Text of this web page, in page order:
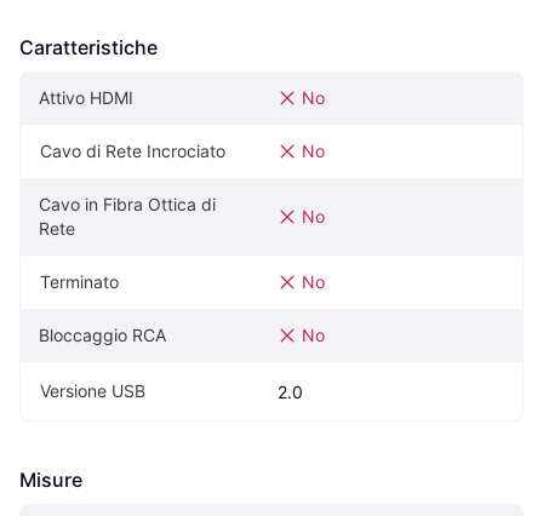
Caratteristiche
Attivo HDMI No
Cavo di Rete Incrociato No
Cavo in Fibra Ottica di
Rete
No
Terminato No
Bloccaggio RCA No
Versione USB 2.0
Misure